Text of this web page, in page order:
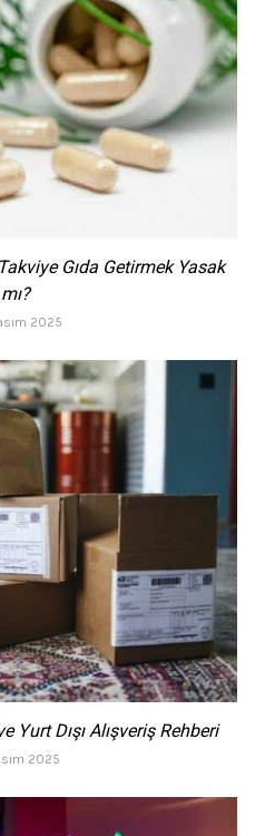
Gıda Getirmek Yasak
mı?
2025
Yurt Dışı Alışveriş Rehberi
2025